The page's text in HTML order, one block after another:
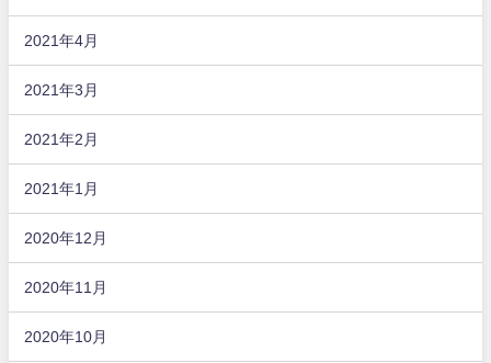
2021年4月
2021年3月
2021年2月
2021年1月
2020年12月
2020年11月
2020年10月